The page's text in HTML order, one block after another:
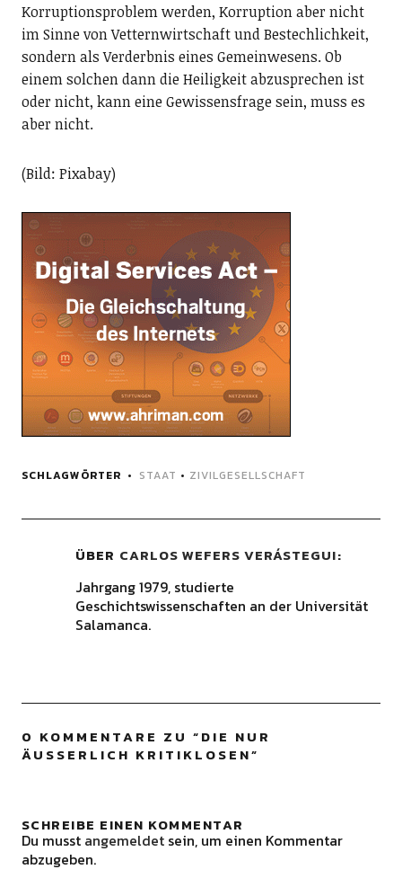
Korruptionsproblem werden, Korruption aber nicht
im Sinne von Vetternwirtschaft und Bestechlichkeit,
sondern als Verderbnis eines Gemeinwesens. Ob
einem solchen dann die Heiligkeit abzusprechen ist
oder nicht, kann eine Gewissensfrage sein, muss es
aber nicht.
(Bild: Pixabay)
SCHLAGWÖRTER STAAT • ZIVILGESELLSCHAFT
ÜBER CARLOS WEFERS VERÁSTEGUI
Jahrgang 1979, studierte
Geschichtswissenschaften an der Universität
Salamanca.
0 KOMMENTARE ZU “DIE NUR
ÄUSSERLICH KRITIKLOSEN
”
SCHREIBE EINEN KOMMENTAR
Du musst angemeldetsein, um einen Kommentar
abzugeben.